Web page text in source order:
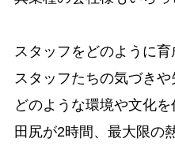
スタッフをどのように育
スタッフたちの気づき
どのような環境や文化
田尻が2時間、最大限の